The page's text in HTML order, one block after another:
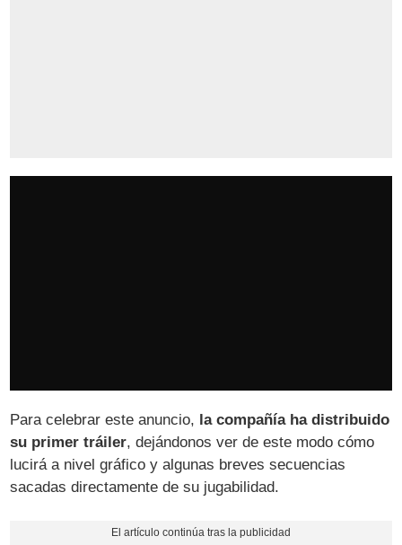
Para celebrar este anuncio, la compañía ha distribuido
su primer tráiler, dejándonos ver de este modo cómo
lucirá a nivel gráfico y algunas breves secuencias
sacadas directamente de su jugabilidad.